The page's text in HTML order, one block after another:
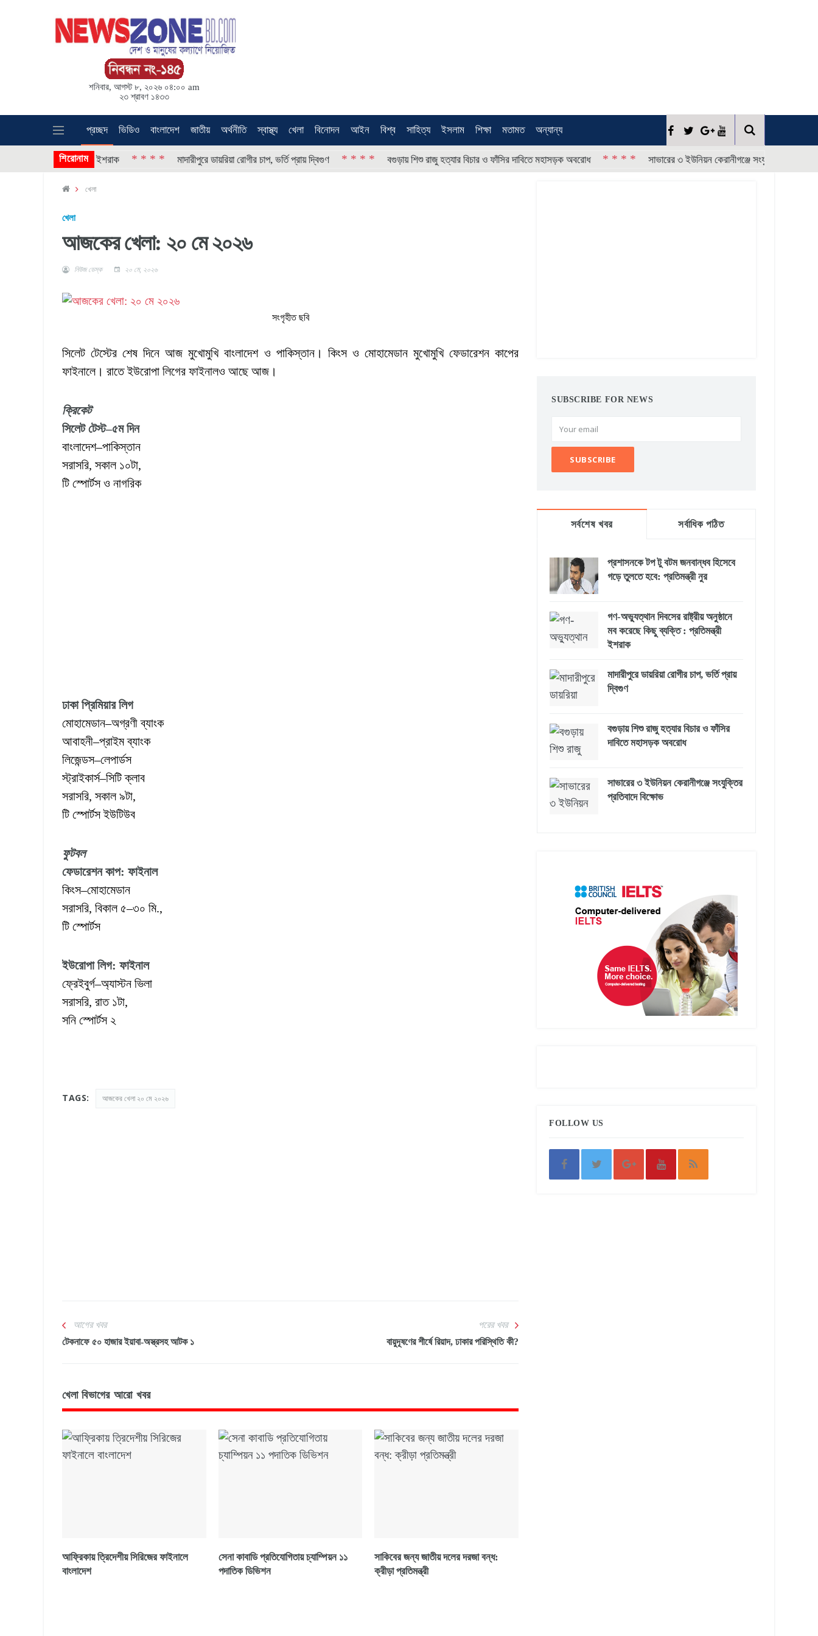
শনিবার, আগস্ট ৮, ২০২৬ ০৪:০০ am
২৩ শ্রাবণ ১৪৩৩
প্রচ্ছদ ভিডিও বাংলাদেশ জাতীয় অর্থনীতি স্বাস্থ্য খেলা বিনোদন আইন বিশ্ব সাহিত্য ইসলাম শিক্ষা মতামত অন্যান্য
শিরোনাম
: প্রতিমন্ত্রী ইশরাক * * * * মাদারীপুরে ডায়রিয়া রোগীর চাপ, ভর্তি প্রায় দ্বিগুণ * * * * বগুড়ায় শিশু রাজু হত্যার বিচার ও ফাঁসির দাবিতে মহাসড়ক অবরোধ * * * * সাভারের ৩ ইউনিয়ন কেরানীগঞ্জে সংযুক্তির প্রতিবাদে বিক্ষোভ
খেলা
খেলা
আজকের খেলা: ২০ মে ২০২৬
নিউজ ডেস্ক ২০ মে, ২০২৬
সংগৃহীত ছবি
সিলেট টেস্টের শেষ দিনে আজ মুখোমুখি বাংলাদেশ ও পাকিস্তান। কিংস ও মোহামেডান মুখোমুখি ফেডারেশন কাপের
ফাইনালে। রাতে ইউরোপা লিগের ফাইনালও আছে আজ।
ক্রিকেট
সিলেট টেস্ট–৫ম দিন
বাংলাদেশ–পাকিস্তান
সরাসরি, সকাল ১০টা,
টি স্পোর্টস ও নাগরিক
ঢাকা প্রিমিয়ার লিগ
মোহামেডান–অগ্রণী ব্যাংক
আবাহনী–প্রাইম ব্যাংক
লিজেন্ডস–লেপার্ডস
স্ট্রাইকার্স–সিটি ক্লাব
সরাসরি, সকাল ৯টা,
টি স্পোর্টস ইউটিউব
ফুটবল
ফেডারেশন কাপ: ফাইনাল
কিংস–মোহামেডান
সরাসরি, বিকাল ৫–৩০ মি.,
টি স্পোর্টস
ইউরোপা লিগ: ফাইনাল
ফ্রেইবুর্গ–অ্যাস্টন ভিলা
সরাসরি, রাত ১টা,
সনি স্পোর্টস ২
TAGS: আজকের খেলা ২০ মে ২০২৬
আগের খবর
টেকনাফে ৫০ হাজার ইয়াবা-অস্ত্রসহ আটক ১
পরের খবর
বায়ুদূষণের শীর্ষে রিয়াদ, ঢাকার পরিস্থিতি কী?
খেলা বিভাগের আরো খবর
আফ্রিকায় ত্রিদেশীয় সিরিজের ফাইনালে
বাংলাদেশ
সেনা কাবাডি প্রতিযোগিতায় চ্যাম্পিয়ন ১১
পদাতিক ডিভিশন
সাকিবের জন্য জাতীয় দলের দরজা বন্ধ:
ক্রীড়া প্রতিমন্ত্রী
SUBSCRIBE FOR NEWS
সর্বশেষ খবর সর্বাধিক পঠিত
প্রশাসনকে টপ টু বটম জনবান্ধব হিসেবে
গড়ে তুলতে হবে: প্রতিমন্ত্রী নুর
গণ-অভ্যুত্থান দিবসের রাষ্ট্রীয় অনুষ্ঠানে
মব করেছে কিছু ব্যক্তি : প্রতিমন্ত্রী
ইশরাক
মাদারীপুরে ডায়রিয়া রোগীর চাপ, ভর্তি প্রায়
দ্বিগুণ
বগুড়ায় শিশু রাজু হত্যার বিচার ও ফাঁসির
দাবিতে মহাসড়ক অবরোধ
সাভারের ৩ ইউনিয়ন কেরানীগঞ্জে সংযুক্তির
প্রতিবাদে বিক্ষোভ
FOLLOW US